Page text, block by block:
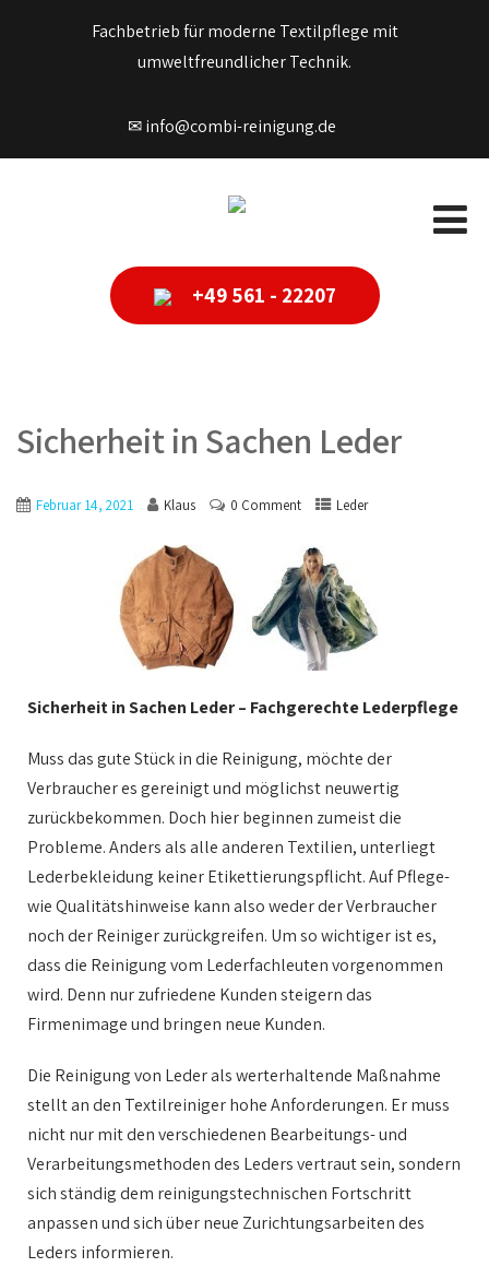
Fachbetrieb für moderne Textilpflege mit
umweltfreundlicher Technik.
✉ info@combi-reinigung.de
+49 561 - 22207
Sicherheit in Sachen Leder
Februar 14, 2021 Klaus 0 Comment Leder
Sicherheit in Sachen Leder – Fachgerechte Lederpflege
Muss das gute Stück in die Reinigung, möchte der
Verbraucher es gereinigt und möglichst neuwertig
zurückbekommen. Doch hier beginnen zumeist die
Probleme. Anders als alle anderen Textilien, unterliegt
Lederbekleidung keiner Etikettierungspflicht. Auf Pflege-
wie Qualitätshinweise kann also weder der Verbraucher
noch der Reiniger zurückgreifen. Um so wichtiger ist es,
dass die Reinigung vom Lederfachleuten vorgenommen
wird. Denn nur zufriedene Kunden steigern das
Firmenimage und bringen neue Kunden.
Die Reinigung von Leder als werterhaltende Maßnahme
stellt an den Textilreiniger hohe Anforderungen. Er muss
nicht nur mit den verschiedenen Bearbeitungs- und
Verarbeitungsmethoden des Leders vertraut sein, sondern
sich ständig dem reinigungstechnischen Fortschritt
anpassen und sich über neue Zurichtungsarbeiten des
Leders informieren.